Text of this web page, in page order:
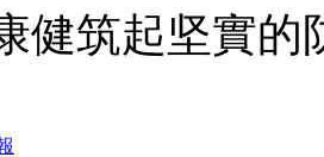
健筑起坚實的